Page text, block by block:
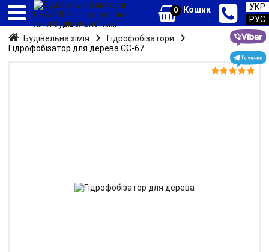
0 Кошик
УКР
РУС
Будівельна хімія
Гідрофобізатори
Гідрофобізатор для дерева ЄС-67

